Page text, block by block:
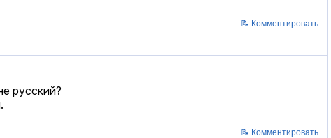
📝 Комментировать
русский?
📝 Комментировать